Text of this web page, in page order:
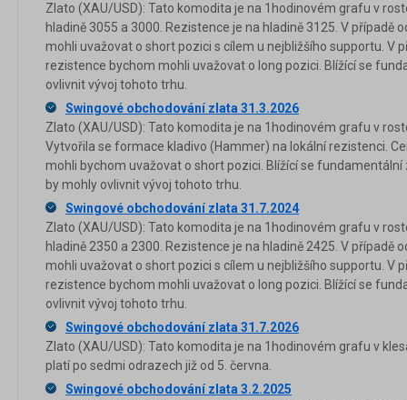
Zlato (XAU/USD): Tato komodita je na 1hodinovém grafu v
hladině 3055 a 3000. Rezistence je na hladině 3125. V případě
mohli uvažovat o short pozici s cílem u nejbližšího supportu. V
rezistence bychom mohli uvažovat o long pozici. Blížící se
ovlivnit vývoj tohoto trhu.
Swingové obchodování zlata 31.3.2026
Zlato (XAU/USD): Tato komodita je na 1hodinovém grafu v
Vytvořila se formace kladivo (Hammer) na lokální rezistenci.
mohli bychom uvažovat o short pozici. Blížící se
by mohly ovlivnit vývoj tohoto trhu.
Swingové obchodování zlata 31.7.2024
Zlato (XAU/USD): Tato komodita je na 1hodinovém grafu v
hladině 2350 a 2300. Rezistence je na hladině 2425. V případě
mohli uvažovat o short pozici s cílem u nejbližšího supportu. V
rezistence bychom mohli uvažovat o long pozici. Blížící se
ovlivnit vývoj tohoto trhu.
Swingové obchodování zlata 31.7.2026
Zlato (XAU/USD): Tato komodita je na 1hodinovém grafu v
platí po sedmi odrazech již od 5. června.
Swingové obchodování zlata 3.2.2025